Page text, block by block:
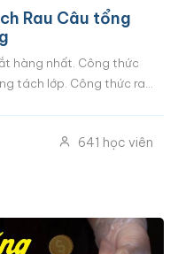
Rau Câu tổng
hàng nhất. Công thức
tách lớp. Công thức rau
641 học viên